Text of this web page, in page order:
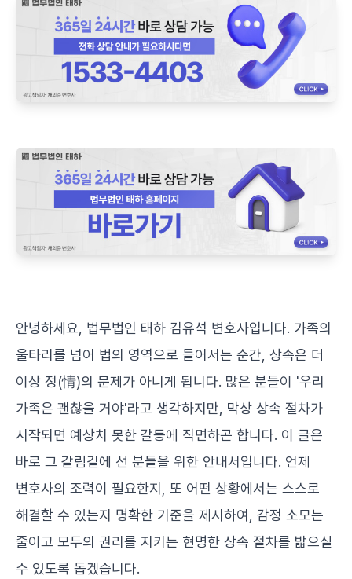
안녕하세요, 법무법인 태하 김유석 변호사입니다. 가족의
울타리를 넘어 법의 영역으로 들어서는 순간, 상속은 더
이상 정(情)의 문제가 아니게 됩니다. 많은 분들이 '우리
가족은 괜찮을 거야'라고 생각하지만, 막상 상속 절차가
시작되면 예상치 못한 갈등에 직면하곤 합니다. 이 글은
바로 그 갈림길에 선 분들을 위한 안내서입니다. 언제
변호사의 조력이 필요한지, 또 어떤 상황에서는 스스로
해결할 수 있는지 명확한 기준을 제시하여, 감정 소모는
줄이고 모두의 권리를 지키는 현명한 상속 절차를 밟으실
수 있도록 돕겠습니다.